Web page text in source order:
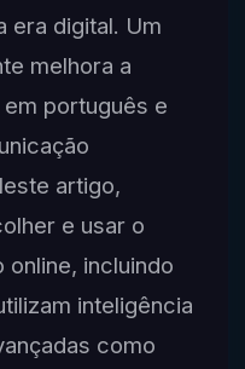
era digital. Um
melhora a
português e
artigo,
e usar o
incluindo
inteligência
como